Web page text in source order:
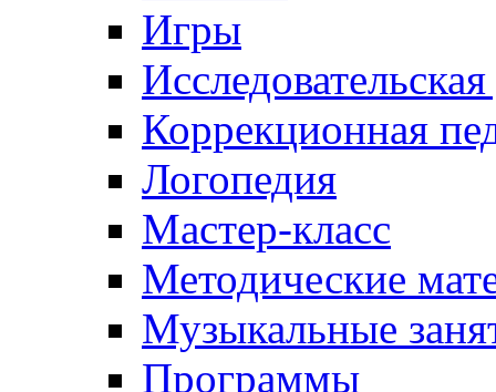
Игры
Коррекционная
Логопедия
Мастер-класс
Методические
Музыкальные
Программы